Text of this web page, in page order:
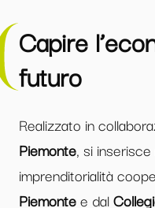
Capire
futuro
Realizzato in
Piemonte, si
imprenditorialità
Piemontee dal